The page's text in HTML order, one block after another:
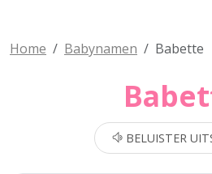
Home Babynamen Babette
BELUISTER